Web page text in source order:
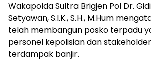
Wakapolda Sultra Brigjen Pol Dr.
Setyawan, S.I.K., S.H., M.Hum
telah membangun posko terpadu
personel kepolisian dan
terdampak banjir.